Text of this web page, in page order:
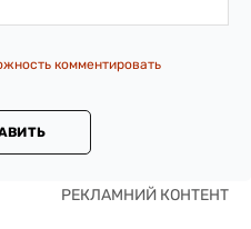
комментировать